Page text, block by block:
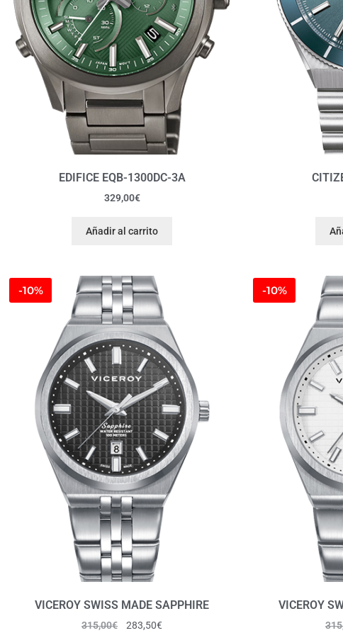
EDIFICE EQB-1300DC-3A
329,00€
Añadir al carrito
-10%
VICEROY SWISS MADE SAPPHIRE
315,00€ 283,50€
-10%
VICEROY